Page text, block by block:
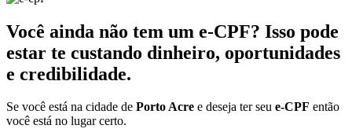
Você ainda não tem um e-CPF? Isso pode
estar te custando dinheiro, oportunidades
e credibilidade.
Se você está na cidade de Porto Acre e deseja ter seu e-CPF então
você está no lugar certo.